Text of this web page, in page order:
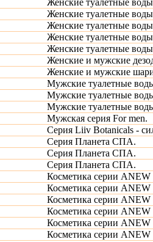
Женские туалетные
Женские туалетные
Женские туалетные
Женские туалетные
Женские туалетные
Женские и мужские
Женские и мужские
Мужские туалетные
Мужские туалетные
Мужские туалетные
Мужская серия For men.
Серия Liiv Botanicals -
Серия Планета СПА.
Серия Планета СПА.
Серия Планета СПА.
Косметика серии ANEW
Косметика серии
Косметика серии
Косметика серии
Косметика серии
Косметика серии